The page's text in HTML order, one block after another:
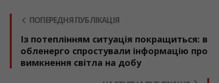
ПОПЕРЕДНЯ ПУБЛІКАЦІЯ
Із потеплінням ситуація покращиться: в
обленерго спростували інформацію про
вимкнення світла на добу